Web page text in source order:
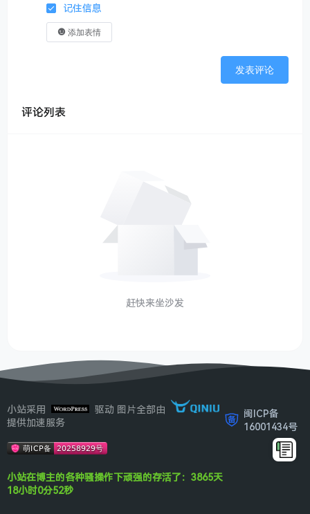
记住信息
添加表情
发表评论
评论列表
赶快来坐沙发
小站采用
驱动 图片全部由
提供加速服务
小站在博主的各种骚操作下顽强的存活了：3865天
18小时0分53秒
闽ICP备
16001434号